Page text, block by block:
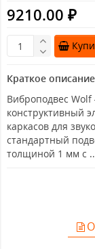
9210.00 ₽
Краткое описание
Виброподвес Wolf
конструктивный
каркасов для
стандартный
толщиной 1 мм с